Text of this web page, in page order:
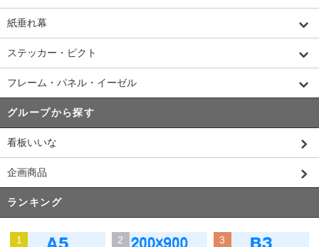
紙垂れ幕
ステッカー・ピクト
フレーム・パネル・イーゼル
グループから探す
看板いいな
企画商品
ランキング
1 2 3